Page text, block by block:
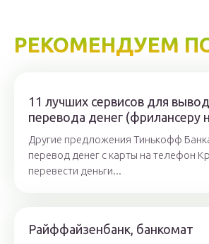
РЕКОМЕНДУЕМ
11 лучших сервисов для
перевода денег (фрилансеру
Другие предложения Тинькофф
перевод денег с карты на телефон
перевести деньги...
Райффайзенбанк, банкомат